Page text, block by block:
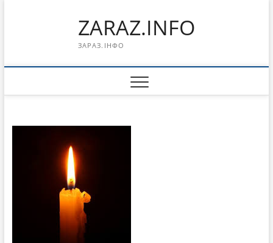
ZARAZ.INFO
ЗАРАЗ.ІНФО